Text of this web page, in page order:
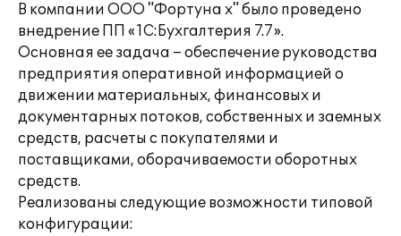
В компании ООО "Фортуна х" было проведено
внедрение ПП «1С:Бухгалтерия 7.7».
Основная ее задача – обеспечение руководства
предприятия оперативной информацией о
движении материальных, финансовых и
документарных потоков, собственных и заемных
средств, расчеты с покупателями и
поставщиками, оборачиваемости оборотных
средств.
Реализованы следующие возможности типовой
конфигурации: